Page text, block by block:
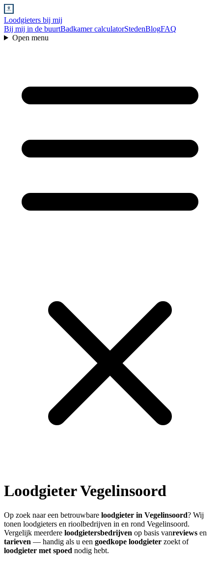
Loodgieters bij mij
Bij mij in de buurtBadkamer calculatorStedenBlogFAQ
Open menu
LoodgieterVegelinsoord
Op zoek naar een betrouwbare loodgieter in Vegelinsoord? Wij
tonen loodgieters en rioolbedrijven in en rond Vegelinsoord.
Vergelijk meerdere loodgietersbedrijven op basis vanreviews en
tarieven — handig als u een goedkope loodgieter zoekt of
loodgieter met spoed nodig hebt.